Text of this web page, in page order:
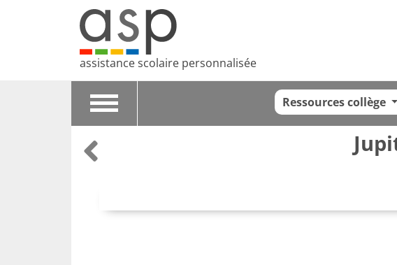
assistance scolaire personnalisée
Toggle
Ressources collège